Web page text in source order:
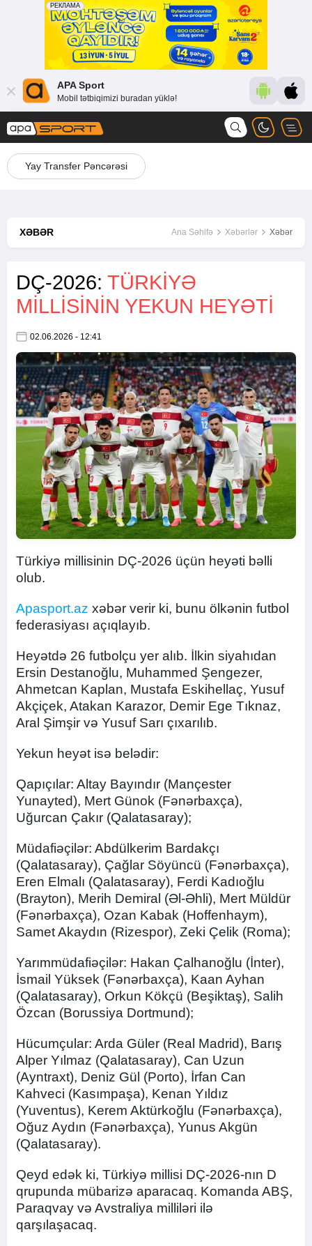
APA Sport
Mobil tətbiqimizi buradan yüklə!
Yay Transfer Pəncərəsi
XƏBƏR Ana Səhifə Xəbərlər Xəbər
DÇ-2026: TÜRKİYƏ
MİLLİSİNİN YEKUN HEYƏTİ
02.06.2026 - 12:41
Türkiyə millisinin DÇ-2026 üçün heyəti bəlli
olub.
Apasport.az xəbər verir ki, bunu ölkənin futbol
federasiyası açıqlayıb.
Heyətdə 26 futbolçu yer alıb. İlkin siyahıdan
Ersin Destanoğlu, Muhammed Şengezer,
Ahmetcan Kaplan, Mustafa Eskihellaç, Yusuf
Akçiçek, Atakan Karazor, Demir Ege Tıknaz,
Aral Şimşir və Yusuf Sarı çıxarılıb.
Yekun heyət isə belədir:
Qapıçılar: Altay Bayındır (Mançester
Yunayted), Mert Günok (Fənərbaxça),
Uğurcan Çakır (Qalatasaray);
Müdafiəçilər: Abdülkerim Bardakçı
(Qalatasaray), Çağlar Söyüncü (Fənərbaxça),
Eren Elmalı (Qalatasaray), Ferdi Kadıoğlu
(Brayton), Merih Demiral (Əl-Əhli), Mert Müldür
(Fənərbaxça), Ozan Kabak (Hoffenhaym),
Samet Akaydın (Rizespor), Zeki Çelik (Roma);
Yarımmüdafiəçilər: Hakan Çalhanoğlu (İnter),
İsmail Yüksek (Fənərbaxça), Kaan Ayhan
(Qalatasaray), Orkun Kökçü (Beşiktaş), Salih
Özcan (Borussiya Dortmund);
Hücumçular: Arda Güler (Real Madrid), Barış
Alper Yılmaz (Qalatasaray), Can Uzun
(Ayntraxt), Deniz Gül (Porto), İrfan Can
Kahveci (Kasımpaşa), Kenan Yıldız
(Yuventus), Kerem Aktürkoğlu (Fənərbaxça),
Oğuz Aydın (Fənərbaxça), Yunus Akgün
(Qalatasaray).
Qeyd edək ki, Türkiyə millisi DÇ-2026-nın D
qrupunda mübarizə aparacaq. Komanda ABŞ,
Paraqvay və Avstraliya milliləri ilə
qarşılaşacaq.